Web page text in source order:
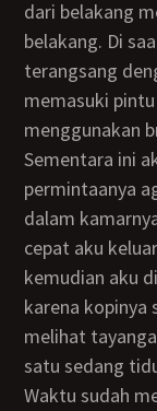
dari belakang
belakang. Di
terangsang
memasuki
menggunakan
Sementara ini aku berkonsentrasi dengan
permintaanya
dalam
cepat aku
kemudian aku
karena kopinya
melihat
satu sedang
Waktu sudah menunjukkan pukul 22.30 dan aku minta